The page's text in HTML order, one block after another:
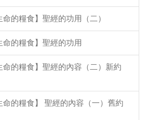
的糧食】聖經的功用（二）
命的糧食】聖經的功用
命的糧食】聖經的內容（二）新約
命的糧食】 聖經的內容（一）舊約